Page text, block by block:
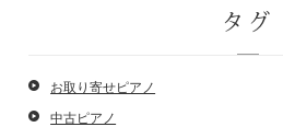
タグ
お取り寄せピアノ
中古ピアノ